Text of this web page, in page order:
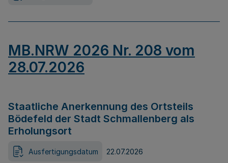
MB.NRW 2026 Nr. 208 vom
28.07.2026
Staatliche Anerkennung des Ortsteils
Bödefeld der Stadt Schmallenberg als
Erholungsort
Ausfertigungsdatum 22.07.2026